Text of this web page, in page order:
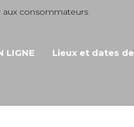
aux consommateurs
LIGNE Lieux et dates